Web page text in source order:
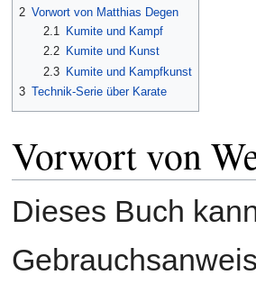
2 Vorwort von Matthias Degen
2.1
Kumite und Kampf
2.2
Kumite und Kunst
2.3 Kumite und Kampfkunst
3 Technik-Serie über Karate
Vorwort von
Dieses Buch